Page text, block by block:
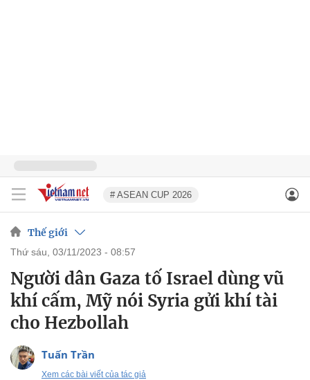
# ASEAN CUP 2026
Thế giới
thứ sáu, 03/11/2023 - 08:57
Người dân Gaza tố Israel dùng vũ
khí cấm, Mỹ nói Syria gửi khí tài
cho Hezbollah
Tuấn Trần
Xem các bài viết của tác giả